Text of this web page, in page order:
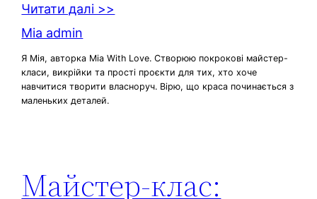
Читати далі >>
Mia admin
Я Мія, авторка Mia With Love. Створюю покрокові майстер-
класи, викрійки та прості проєкти для тих, хто хоче
навчитися творити власноруч. Вірю, що краса починається з
маленьких деталей.
Майстер-клас: